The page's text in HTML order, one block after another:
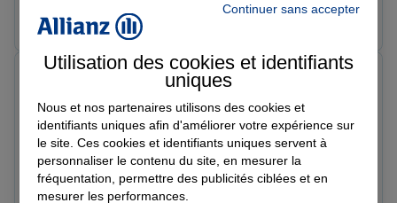
Prendre un RDV Voir l'agence
Le 14/04/2026 - Agence SAINT JOSEPH
Très bonne assurance avec un tarif correct. Bon
rapport qualité/prix et démarches rapide, je
recommande.
Prendre un RDV
Continuer sans accepter
Utilisation des cookies et identifiants
uniques
Nous et nos partenaires utilisons des cookies et
identifiants uniques afin d'améliorer votre expérience sur
le site. Ces cookies et identifiants uniques servent à
personnaliser le contenu du site, en mesurer la
fréquentation, permettre des publicités ciblées et en
mesurer les performances.